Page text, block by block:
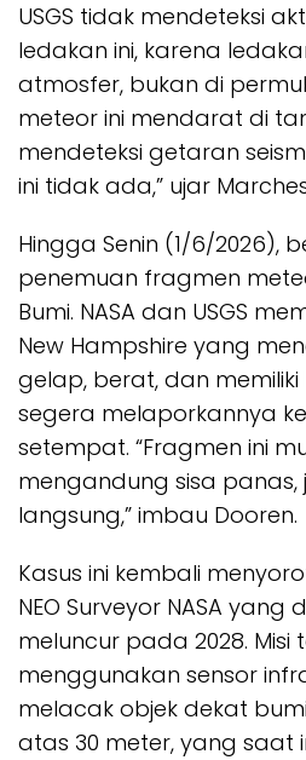
USGS tidak mendeteksi
ledakan ini, karena
atmosfer, bukan di
meteor ini mendarat di
mendeteksi getaran
ini tidak ada,” ujar
Hingga Senin (1/6/2026),
penemuan fragmen
Bumi. NASA dan USGS
New Hampshire yang
gelap, berat, dan
segera melaporkannya
setempat. “Fragmen ini
mengandung sisa
langsung,” imbau Dooren.
Kasus ini kembali
NEO Surveyor NASA yang
meluncur pada 2028. Misi
menggunakan sensor
melacak objek dekat
atas 30 meter, yang saat